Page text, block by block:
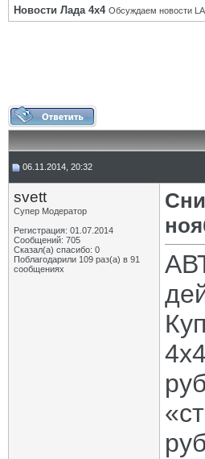
Новости Лада 4х4 Обсуждаем новости
06.11.2014, 20:32
svett
Супер Модератор
Регистрация: 01.07.2014
Сообщений: 705
Сказал(а) спасибо: 0
Поблагодарили 109 раз(а) в 91
сообщениях